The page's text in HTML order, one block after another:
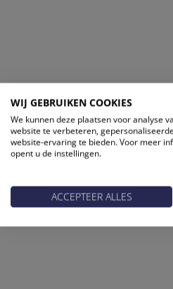
WIJ GEBRUIKEN COOKIES
We kunnen deze plaatsen voor analyse
website te verbeteren,
website-ervaring te bieden. Voor meer
opent u de instellingen.
ACCEPTEER ALLES